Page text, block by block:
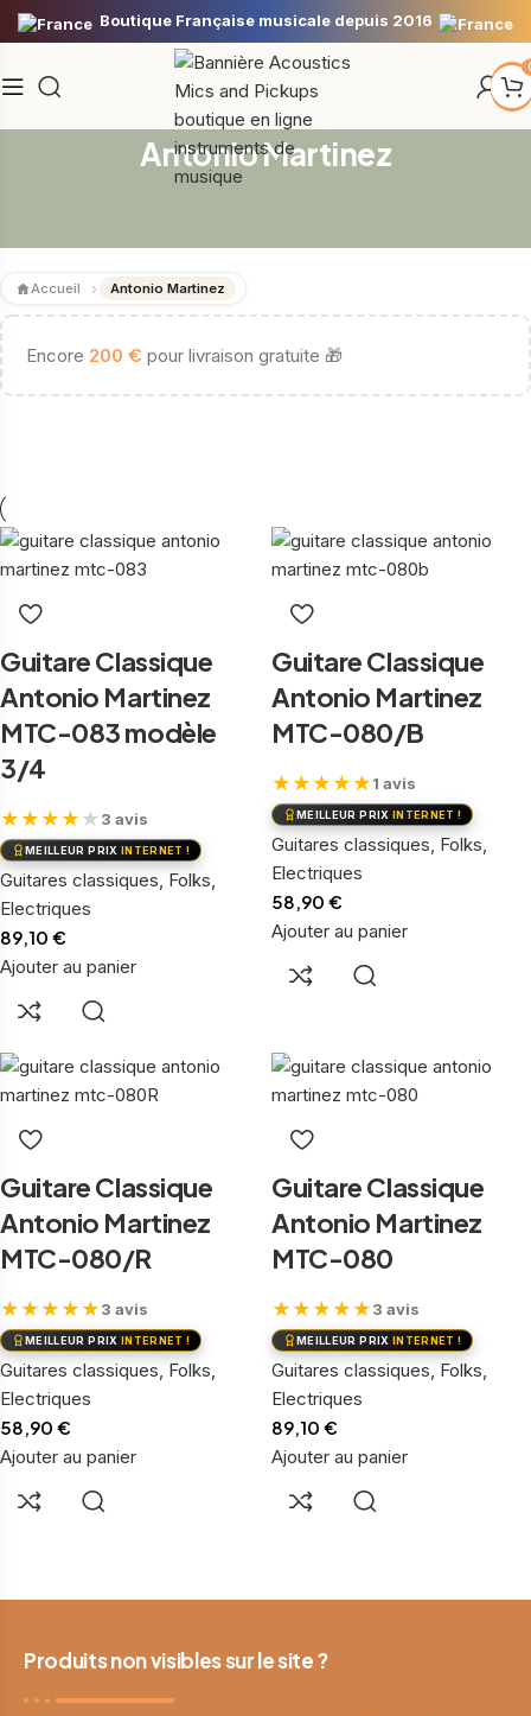
Boutique Française musicale depuis 2016
Antonio Martinez
Accueil Antonio Martinez
Encore 200 € pour livraison gratuite 🎁
Guitare Classique
Antonio Martinez
MTC-083 modèle
3/4
★ ★ ★ ★ ★ 3 avis
MEILLEUR PRIX INTERNET !
Guitares classiques, Folks,
Electriques
89,10 €
Ajouter au panier
Guitare Classique
Antonio Martinez
MTC-080/B
★ ★ ★ ★ ★1 avis
MEILLEUR PRIX INTERNET !
Guitares classiques, Folks,
Electriques
58,90 €
Ajouter au panier
Guitare Classique
Antonio Martinez
MTC-080/R
★ ★ ★ ★ ★3 avis
MEILLEUR PRIX INTERNET !
Guitares classiques, Folks,
Electriques
58,90 €
Ajouter au panier
Guitare Classique
Antonio Martinez
MTC-080
★ ★ ★ ★ ★3 avis
MEILLEUR PRIX INTERNET !
Guitares classiques, Folks,
Electriques
89,10 €
Ajouter au panier
Produits non visibles sur le site ?